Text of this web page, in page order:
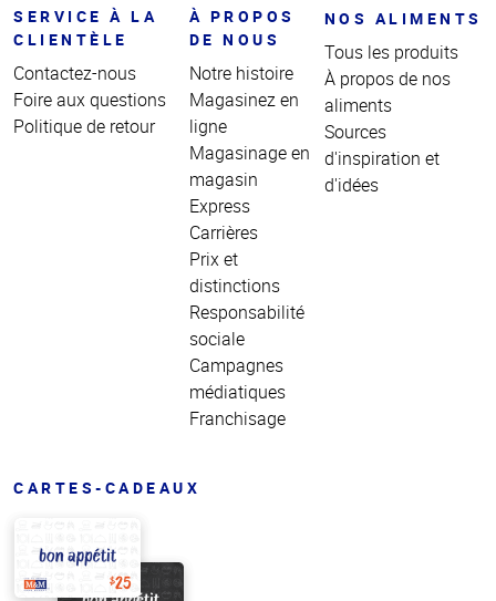
SERVICE À LA
CLIENTÈLE
Contactez-nous
Foire aux questions
Politique de retour
À PROPOS
DE NOUS
Notre histoire
Magasinez en
ligne
Magasinage en
magasin
Express
Carrières
Prix et
distinctions
Responsabilité
sociale
Campagnes
médiatiques
Franchisage
NOS ALIMENTS
Tous les produits
À propos de nos
aliments
Sources
d'inspiration et
d'idées
CARTES-CADEAUX